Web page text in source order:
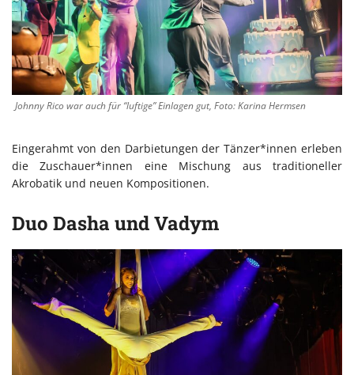
Johnny Rico war auch für “luftige” Einlagen gut, Foto: Karina Hermsen
Eingerahmt von den Darbietungen der Tänzer*innen erleben
die Zuschauer*innen eine Mischung aus traditioneller
Akrobatik und neuen Kompositionen.
Duo Dasha und Vadym